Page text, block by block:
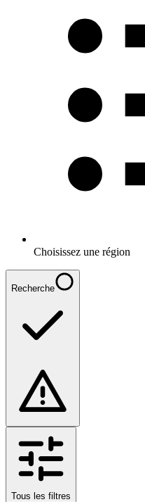
Choisissez une région
Recherche
Tous les filtres